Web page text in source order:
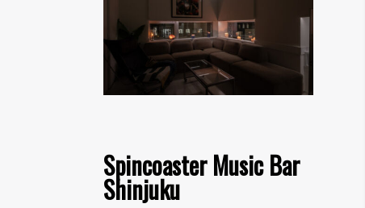
Spincoaster Music Bar
Shinjuku